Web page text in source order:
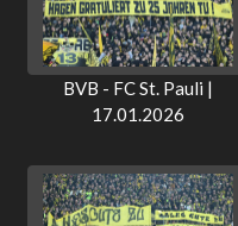
BVB - FC St. Pauli |
17.01.2026